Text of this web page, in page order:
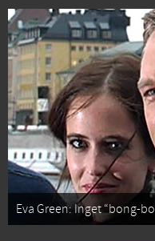
Eva Green: Inget “bong-